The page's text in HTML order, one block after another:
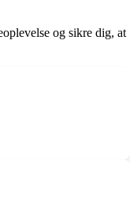
og sikre dig, at